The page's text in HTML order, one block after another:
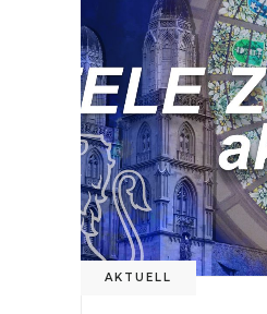
AKTUELL